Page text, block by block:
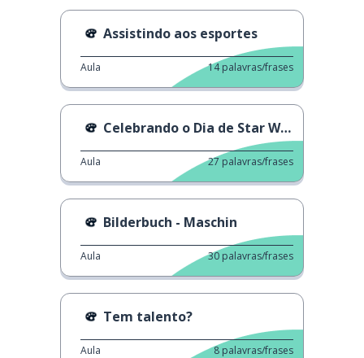
Assistindo aos esportes
Aula 14 palavras/frases
Celebrando o Dia de Star Wars
Aula 27 palavras/frases
Bilderbuch - Maschin
Aula 30 palavras/frases
Tem talento?
Aula 8 palavras/frases